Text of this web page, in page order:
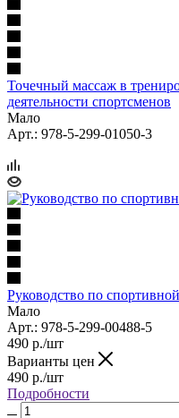
Точечный массаж в
деятельности спортсменов
Мало
Арт.: 978-5-299-01050-3
Руководство по
Мало
Арт.: 978-5-299-00488-5
490 р./шт
Варианты цен
490 р./шт
Подробности